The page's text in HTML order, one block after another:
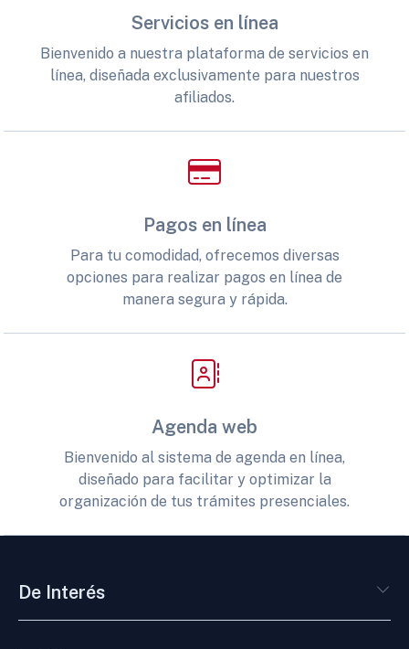
Servicios en línea
Bienvenido a nuestra plataforma de servicios en
línea, diseñada exclusivamente para nuestros
afiliados.
Pagos en línea
Para tu comodidad, ofrecemos diversas
opciones para realizar pagos en línea de
manera segura y rápida.
Agenda web
Bienvenido al sistema de agenda en línea,
diseñado para facilitar y optimizar la
organización de tus trámites presenciales.
De Interés